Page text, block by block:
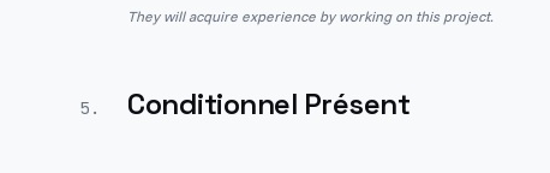
They will acquire experience by working on this project.
5 . Conditionnel Présent